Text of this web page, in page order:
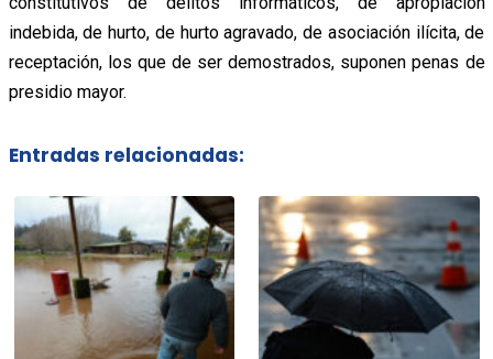
indebida, de hurto, de hurto agravado, de asociación ilícita, de
receptación, los que de ser demostrados, suponen penas de
presidio mayor.
Entradas relacionadas: